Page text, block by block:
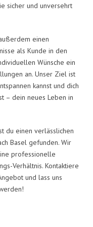
sicher und unversehrt
einen
als Kunde in den
Wünsche ein
an. Unser Ziel ist
kannst und dich
– dein neues Leben in
du einen verlässlichen
Basel gefunden. Wir
professionelle
Verhältnis. Kontaktiere
und lass uns